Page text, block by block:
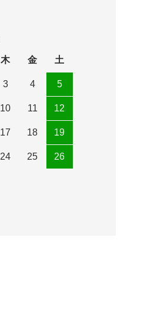
木 金 土
3 4 5
10 11 12
17 18 19
24 25 26